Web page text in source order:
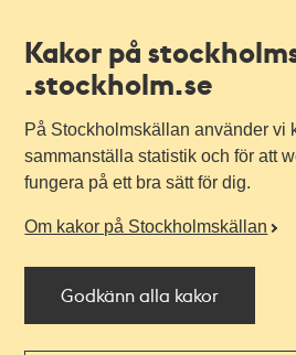
Kakor på
.stockholm.se
På Stockholmskällan använder vi
sammanställa statistik och för att
fungera på ett bra sätt för dig.
Om kakor på Stockholmskällan
Godkänn alla kakor